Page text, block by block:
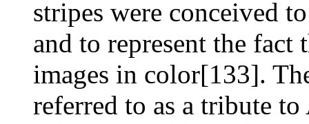
stripes were conceived
and to represent the
images in color[133].
referred to as a tribute